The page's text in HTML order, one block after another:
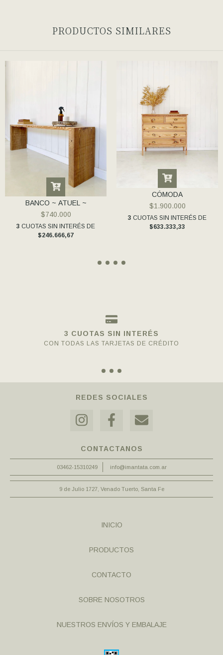
PRODUCTOS SIMILARES
BANCO ~ ATUEL ~
$740.000
3 CUOTAS SIN INTERÉS DE
$246.666,67
CÓMODA
$1.900.000
3 CUOTAS SIN INTERÉS DE
$633.333,33
3 CUOTAS SIN INTERÉS
CON TODAS LAS TARJETAS DE CRÉDITO
REDES SOCIALES
CONTACTANOS
03462-15310249 info@imantata.com.ar
9 de Julio 1727, Venado Tuerto, Santa Fe
INICIO
PRODUCTOS
CONTACTO
SOBRE NOSOTROS
NUESTROS ENVÍOS Y EMBALAJE